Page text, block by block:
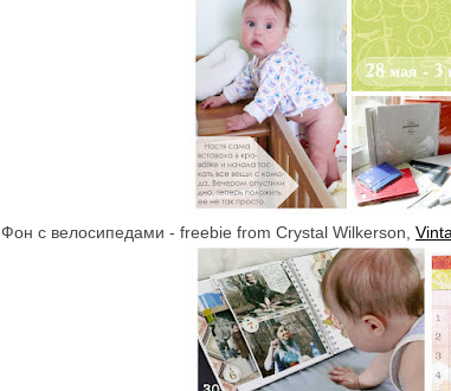
Фон с велосипедами - freebie from Сrystal Wilkerson,